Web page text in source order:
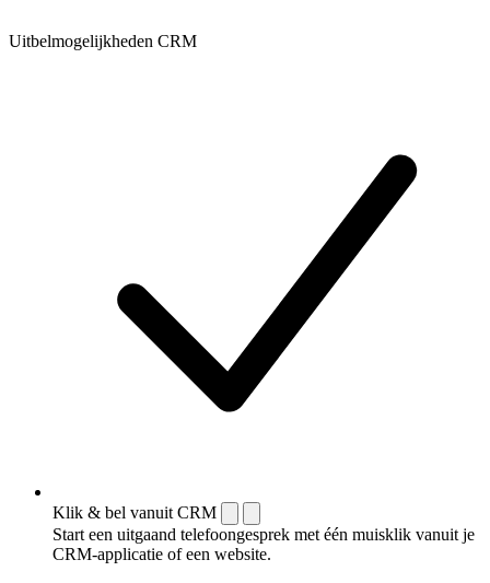
Uitbelmogelijkheden CRM
Klik & bel vanuit CRM
Start een uitgaand telefoongesprek met één muisklik vanuit je
CRM-applicatie of een website.